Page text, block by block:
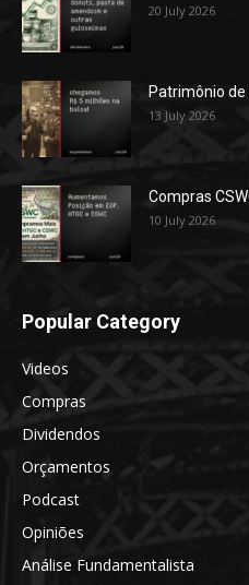
20 July 2026
Patrimônio
13 July 2026
Compras
10 July 2026
Popular Category
Videos
Compras
Dividendos
Orçamentos
Podcast
Opiniões
Análise Fundamentalista